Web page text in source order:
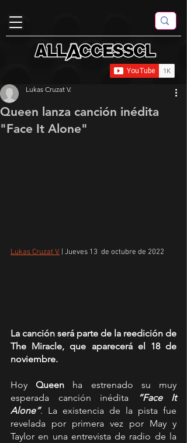
Queen lanza canción inédita
"Face It Alone"
Lukas Cruzat V.
Lukas Cruzat V. | Jueves 13  de octubre de 2022
La canción será parte de la reedición de
The Miracle, que aparecerá el 18 de
noviembre.
Hoy Queen ha estrenado su muy
esperada canción inédita
“Face It
Alone”. La existencia de la pista fue
revelada por primera vez por May y
Taylor en una entrevista de radio de la